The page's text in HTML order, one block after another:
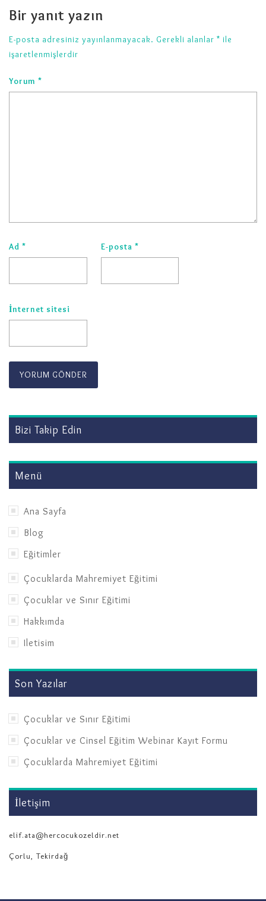
Bir yanıt yazın
E-posta adresiniz yayınlanmayacak. Gerekli alanlar * ile
işaretlenmişlerdir
Yorum *
Ad * E-posta *
İnternet sitesi
Bizi Takip Edin
Menü
Ana Sayfa
Blog
Eğitimler
Çocuklarda Mahremiyet Eğitimi
Çocuklar ve Sınır Eğitimi
Hakkımda
Iletisim
Son Yazılar
Çocuklar ve Sınır Eğitimi
Çocuklar ve Cinsel Eğitim Webinar Kayıt Formu
Çocuklarda Mahremiyet Eğitimi
İletişim
elif.ata@hercocukozeldir.net
Çorlu, Tekirdağ